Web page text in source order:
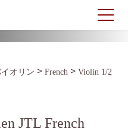
オリン > French > Violin 1/2
JTL French